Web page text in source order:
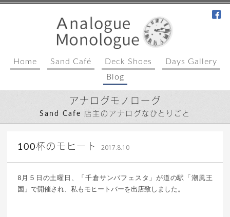
Home Sand Café Deck Shoes
Days Gallery
Blog
アナログモノローグ
Sand Cafe 店主のアナログなひとりごと
100杯のモヒート 2017.8.10込山 敏郎
8月５日の土曜日、「千倉サンバフェスタ」が道の駅「潮風王
国」で開催され、私もモヒートバーを出店致しました。